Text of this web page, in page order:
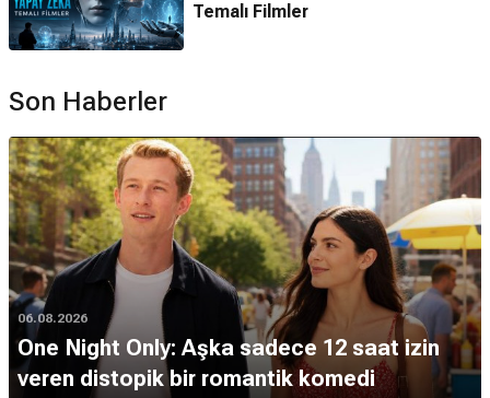
Temalı Filmler
Son Haberler
06.08.2026
One Night Only: Aşka sadece 12 saat izin
veren distopik bir romantik komedi